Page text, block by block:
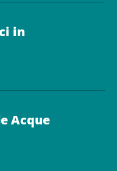
in
Acque